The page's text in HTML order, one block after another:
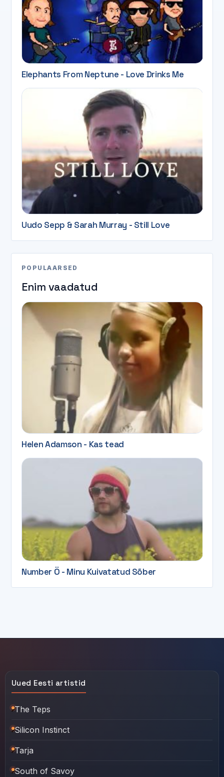
Elephants From Neptune - Love Drinks Me
Uudo Sepp & Sarah Murray - Still Love
POPULAARSED
Enim vaadatud
Helen Adamson - Kas tead
Number Ö - Minu Kuivatatud Sõber
Uued Eesti artistid
The Teps
Silicon Instinct
Tarja
South of Savoy